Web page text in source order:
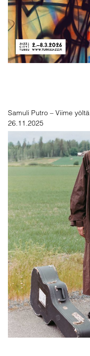
Samuli Putro – Viime yöltä
26.11.2025